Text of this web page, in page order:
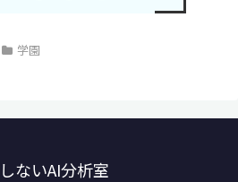
学園
ないAI分析室